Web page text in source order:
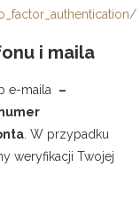
i maila
e-maila –
. W przypadku
weryfikacji Twojej